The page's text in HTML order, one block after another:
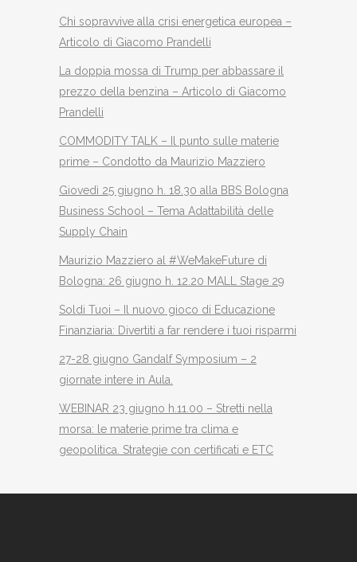
Chi sopravvive alla crisi energetica europea –
Articolo di Giacomo Prandelli
La doppia mossa di Trump per abbassare il
prezzo della benzina – Articolo di Giacomo
Prandelli
COMMODITY TALK – Il punto sulle materie
prime – Condotto da Maurizio Mazziero
Giovedì 25 giugno h. 18.30 alla BBS Bologna
Business School – Tema Adattabilità delle
Supply Chain
Maurizio Mazziero al #WeMakeFuture di
Bologna: 26 giugno h. 12.20 MALL Stage 29
Soldi Tuoi – Il nuovo gioco di Educazione
Finanziaria: Divertiti a far rendere i tuoi risparmi
27-28 giugno Gandalf Symposium – 2
giornate intere in Aula.
WEBINAR 23 giugno h.11.00 – Stretti nella
morsa: le materie prime tra clima e
geopolitica. Strategie con certificati e ETC